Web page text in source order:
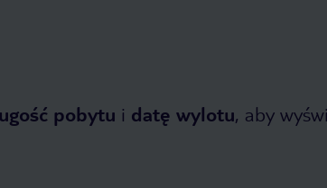
pobytu i datę wylotu, aby